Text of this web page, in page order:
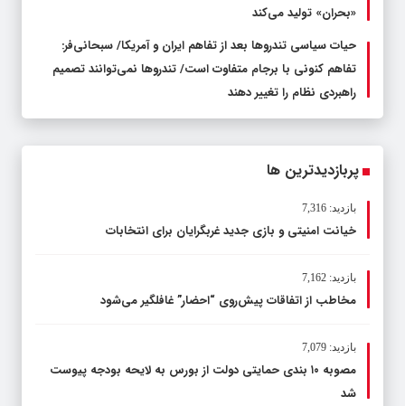
«بحران» تولید می‌کند
حیات سیاسی تندروها بعد از تفاهم ایران و آمریکا/ سبحانی‌فر:
تفاهم کنونی با برجام متفاوت است/ تندروها نمی‌توانند تصمیم
راهبردی نظام را تغییر دهند
پربازدیدترین ها
بازدید: 7,316
خیانت امنیتی و بازی جدید غربگرایان برای انتخابات
بازدید: 7,162
مخاطب از اتفاقات پیش‌روی “احضار” غافلگیر می‌شود
بازدید: 7,079
مصوبه ۱۰ بندی حمایتی دولت از بورس به لایحه بودجه پیوست
شد